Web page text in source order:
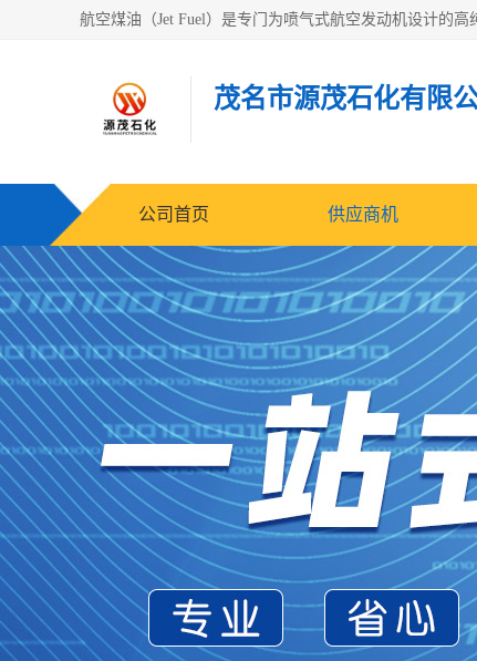
茂名市源茂石化有限
公司首页 供应商机